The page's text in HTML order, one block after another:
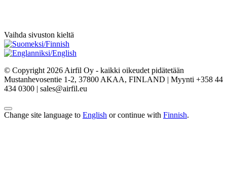
Vaihda sivuston kieltä
© Copyright 2026 Airfil Oy - kaikki oikeudet pidätetään
Mustanhevosentie 1-2, 37800 AKAA, FINLAND | Myynti +358 44
434 0300 | sales@airfil.eu
Change site language to English or continue with Finnish.